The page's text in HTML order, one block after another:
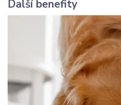
Další benefity